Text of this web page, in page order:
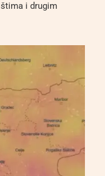
i drugim